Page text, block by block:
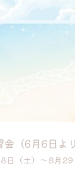
会（6月6日よ
日（土）～8月29